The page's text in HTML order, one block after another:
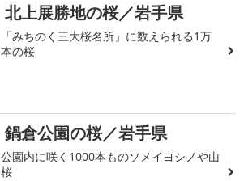
北上展勝地の桜／岩手県
「みちのく三大桜名所」に数えられる1万
本の桜
鍋倉公園の桜／岩手県
公園内に咲く1000本ものソメイヨシノや山
桜